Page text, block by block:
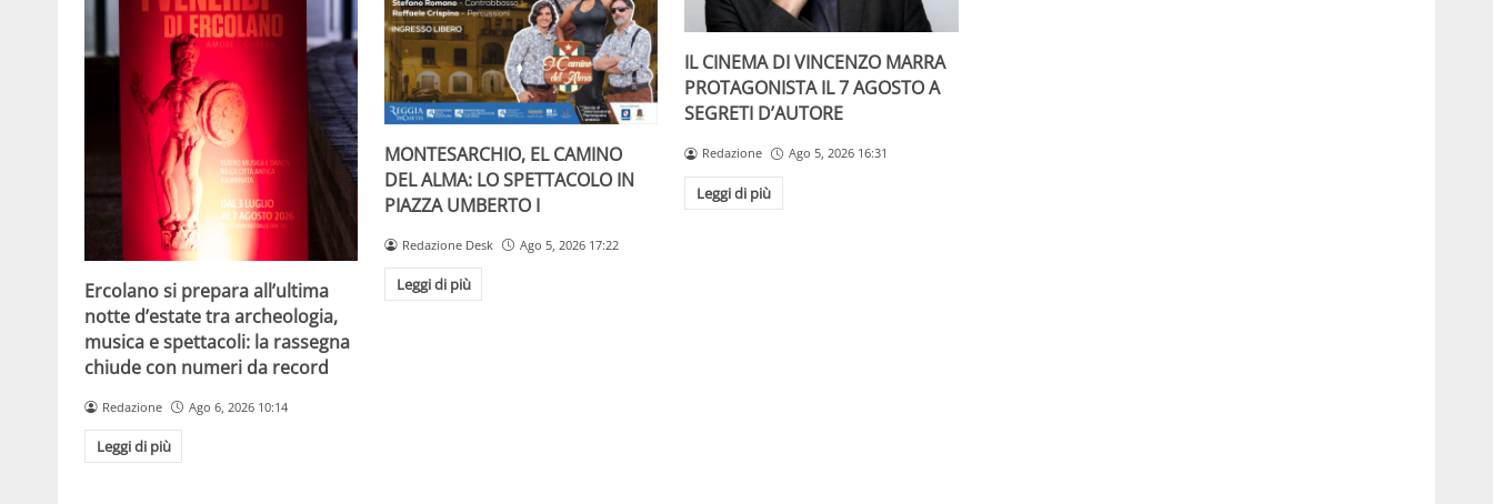
Ercolano si prepara all’ultima
notte d’estate tra archeologia,
musica e spettacoli: la rassegna
chiude con numeri da record
Redazione Ago 6, 2026 10:14
Leggi di più
MONTESARCHIO, EL CAMINO
DEL ALMA: LO SPETTACOLO IN
PIAZZA UMBERTO I
Redazione Desk Ago 5, 2026 17:22
Leggi di più
IL CINEMA DI VINCENZO MARRA
PROTAGONISTA IL 7 AGOSTO A
SEGRETI D’AUTORE
Redazione Ago 5, 2026 16:31
Leggi di più